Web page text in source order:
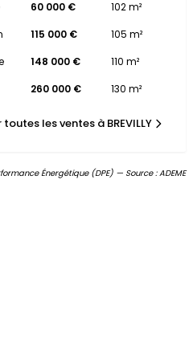
60 000 €
102 m²
115 000 €
105 m²
148 000 €
110 m²
260 000 € 130 m²
toutes les ventes à BREVILLY
Énergétique (DPE) — Source : ADEME